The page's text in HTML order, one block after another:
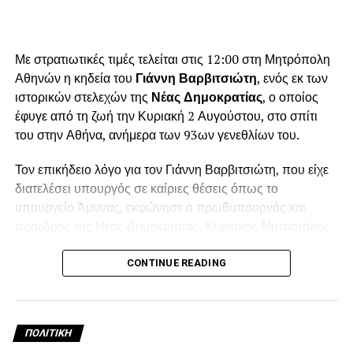
Με στρατιωτικές τιμές τελείται στις 12:00 στη Μητρόπολη
Αθηνών η κηδεία του Γιάννη Βαρβιτσιώτη, ενός εκ των
ιστορικών στελεχών της Νέας Δημοκρατίας, ο οποίος
έφυγε από τη ζωή την Κυριακή 2 Αυγούστου, στο σπίτι
του στην Αθήνα, ανήμερα των 93ων γενεθλίων του.
Τον επικήδειο λόγο για τον Γιάννη Βαρβιτσιώτη, που είχε
διατελέσει υπουργός σε καίριες θέσεις όπως το
υπουργείο Άμυνας, εκφώνησε ο πρωθυπουργός και
Λίγο πριν τη μία το μεσημέρι, ολοκληρώθηκε η εξόδιος
ακολουθία και στο βήμα ανέβηκε ο πρωθυπουργός
Κυριάκος Μητσοτάκης για να εκφωνήσει τον επικήδειο
CONTINUE READING
ΠΟΛΙΤΙΚΉ